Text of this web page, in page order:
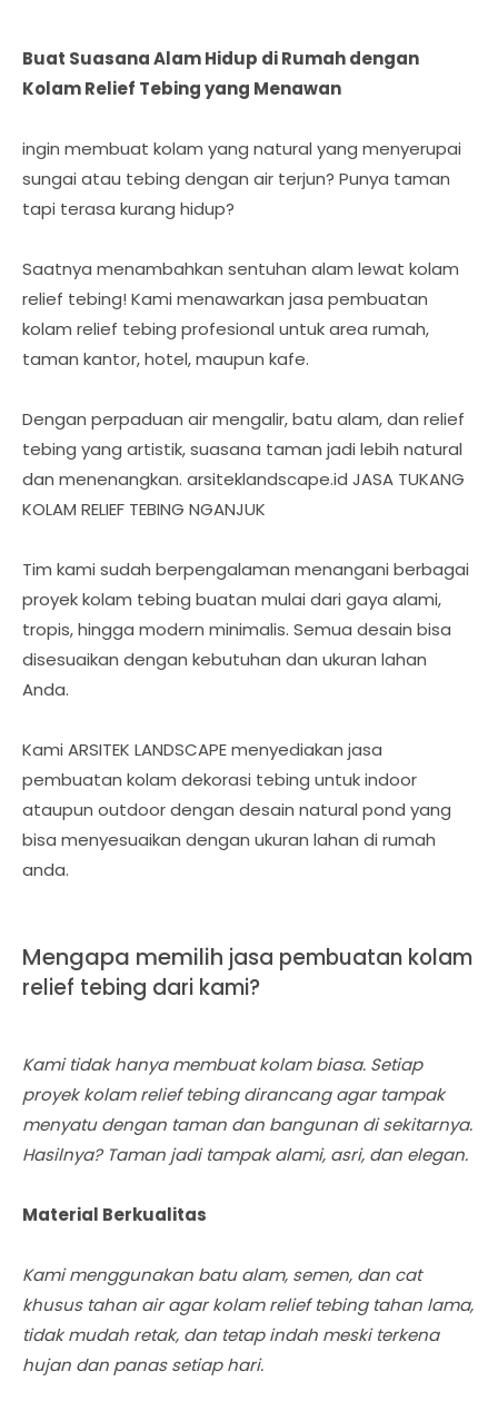
Buat Suasana Alam Hidup di Rumah dengan
Kolam Relief Tebing yang Menawan
ingin membuat kolam yang natural yang menyerupai
sungai atau tebing dengan air terjun? Punya taman
tapi terasa kurang hidup?
Saatnya menambahkan sentuhan alam lewat kolam
relief tebing! Kami menawarkan jasa pembuatan
kolam relief tebing profesional untuk area rumah,
taman kantor, hotel, maupun kafe.
Dengan perpaduan air mengalir, batu alam, dan relief
tebing yang artistik, suasana taman jadi lebih natural
dan menenangkan. arsiteklandscape.id JASA TUKANG
KOLAM RELIEF TEBING NGANJUK
Tim kami sudah berpengalaman menangani berbagai
proyek kolam tebing buatan mulai dari gaya alami,
tropis, hingga modern minimalis. Semua desain bisa
disesuaikan dengan kebutuhan dan ukuran lahan
Anda.
Kami ARSITEK LANDSCAPE menyediakan jasa
pembuatan kolam dekorasi tebing untuk indoor
ataupun outdoor dengan desain natural pond yang
bisa menyesuaikan dengan ukuran lahan di rumah
anda.
Mengapa memilih jasa pembuatan kolam
relief tebing dari kami?
Kami tidak hanya membuat kolam biasa. Setiap
proyek kolam relief tebing dirancang agar tampak
menyatu dengan taman dan bangunan di sekitarnya.
Hasilnya? Taman jadi tampak alami, asri, dan elegan.
Material Berkualitas
Kami menggunakan batu alam, semen, dan cat
khusus tahan air agar kolam relief tebing tahan lama,
tidak mudah retak, dan tetap indah meski terkena
hujan dan panas setiap hari.